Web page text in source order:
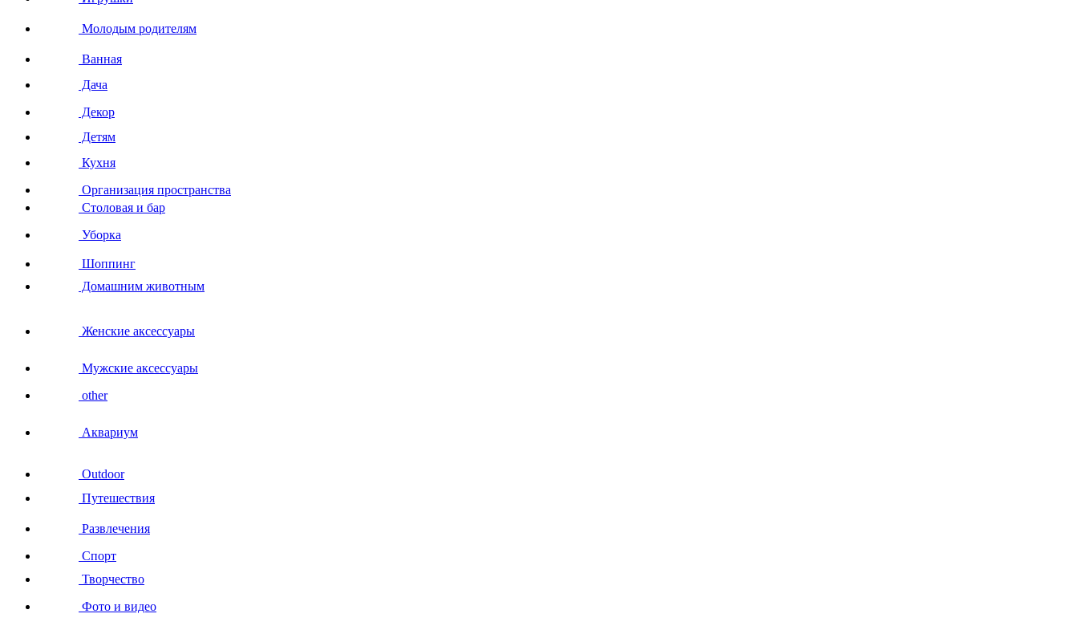
Молодым родителям
Ванная
Дача
Декор
Детям
Кухня
Организация пространства
Столовая и бар
Уборка
Шоппинг
Домашним животным
Женские аксессуары
Мужские аксессуары
other
Аквариум
Outdoor
Путешествия
Развлечения
Спорт
Творчество
Фото и видео